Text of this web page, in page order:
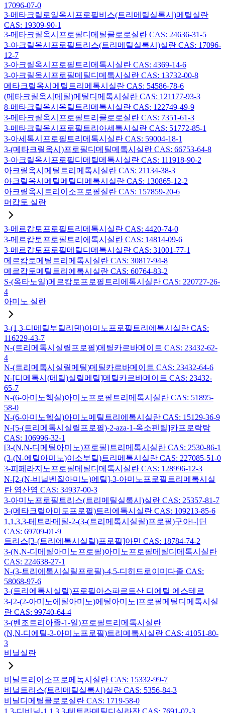
17096-07-0
3-메타크릴로일옥시프로필비스(트리메틸실록시)메틸실란
CAS: 19309-90-1
3-메타크릴옥시프로필디메틸클로로실란 CAS: 24636-31-5
3-아크릴옥시프로필트리스(트리메틸실록시)실란 CAS: 17096-
12-7
3-아크릴옥시프로필트리메톡시실란 CAS: 4369-14-6
3-아크릴옥시프로필메틸디메톡시실란 CAS: 13732-00-8
메타크릴옥시메틸트리메톡시실란 CAS: 54586-78-6
(메타크릴옥시메틸)메틸디메톡시실란 CAS: 121177-93-3
8-메타크릴옥시옥틸트리메톡시실란 CAS: 122749-49-9
3-메타크릴옥시프로필트리클로로실란 CAS: 7351-61-3
3-메타크릴옥시프로필트리아세톡시실란 CAS: 51772-85-1
3-아세톡시프로필트리메톡시실란 CAS: 59004-18-1
3-(메타크릴옥시)프로필디메틸메톡시실란 CAS: 66753-64-8
3-아크릴옥시프로필디메틸메톡시실란 CAS: 111918-90-2
아크릴옥시메틸트리메톡시실란 CAS: 21134-38-3
아크릴옥시메틸메틸디메톡시실란 CAS: 130865-12-2
아크릴옥시트리이소프로필실란 CAS: 157859-20-6
머캅토 실란
3-메르캅토프로필트리메톡시실란 CAS: 4420-74-0
3-메르캅토프로필트리에톡시실란 CAS: 14814-09-6
3-메르캅토프로필메틸디메톡시실란 CAS: 31001-77-1
메르캅토메틸트리메톡시실란 CAS: 30817-94-8
메르캅토메틸트리에톡시실란 CAS: 60764-83-2
S-(옥타노일)메르캅토프로필트리에톡시실란 CAS: 220727-26-
4
아미노 실란
3-(1,3-디메틸부틸리덴)아미노프로필트리에톡시실란 CAS:
116229-43-7
N-(트리메톡시실릴프로필)메틸카르바메이트 CAS: 23432-62-
4
N-(트리메톡시실릴메틸)메틸카르바메이트 CAS: 23432-64-6
N-[디메톡시(메틸)실릴메틸]메틸카르바메이트 CAS: 23432-
65-7
N-(6-아미노헥실)아미노프로필트리메톡시실란 CAS: 51895-
58-0
N-(6-아미노헥실)아미노메틸트리에톡시실란 CAS: 15129-36-9
N-[5-(트리메톡시실릴프로필)-2-aza-1-옥소펜틸]카프로락탐
CAS: 106996-32-1
[3-(N,N-디메틸아미노)프로필]트리메톡시실란 CAS: 2530-86-1
(3-(N-에틸아미노)이소부틸)트리메톡시실란 CAS: 227085-51-0
3-피페라지노프로필메틸디메톡시실란 CAS: 128996-12-3
N-[2-(N-비닐벤질아미노)에틸]-3-아미노프로필트리메톡시실
란 염산염 CAS: 34937-00-3
3-아미노프로필트리스(트리메틸실록시)실란 CAS: 25357-81-7
3-(메타크릴아미도프로필)트리에톡시실란 CAS: 109213-85-6
1,1,3,3-테트라메틸-2-(3-(트리메톡시실릴)프로필)구아니딘
CAS: 69709-01-9
트리스[3-(트리에톡시실릴)프로필]아민 CAS: 18784-74-2
3-(N,N-디메틸아미노프로필)아미노프로필메틸디메톡시실란
CAS: 224638-27-1
N-(3-트리에톡시실릴프로필)-4,5-디히드로이미다졸 CAS:
58068-97-6
3-(트리에톡시실릴)프로필아스파르트산 디에틸 에스테르
3-[2-(2-아미노에틸아미노)에틸아미노]프로필메틸디메톡시실
란 CAS: 99740-64-4
3-(벤조트리아졸-1-일)프로필트리메톡시실란
(N,N-디에틸-3-아미노프로필)트리메톡시실란 CAS: 41051-80-
3
비닐실란
비닐트리이소프로페녹시실란 CAS: 15332-99-7
비닐트리스(트리메틸실록시)실란 CAS: 5356-84-3
비닐디메틸클로로실란 CAS: 1719-58-0
1,3-디비닐-1,1,3,3-테트라메틸디실라잔 CAS: 7691-02-3